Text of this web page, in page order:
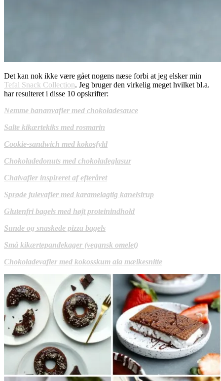
Det kan nok ikke være gået nogens næse forbi at jeg elsker min
Tefal Snack Collection. Jeg bruger den virkelig meget hvilket bl.a.
har resulteret i disse 10 opskrifter:
Nemme bananvafler med chokoladesauce
Salte kikærtekiks med rosmarin
Cookie-sandwich med kokosfyld
Chokoladedonuts med chokoladeglasur
Chaivafler inspireret af efteråret
Sprøde julevafler med karamelagtig kanelsirup
Glutenfri bagels med højt proteinindhold
Sunde og snaskede pizza bagels
Små kikærtepandekager (vegansk omelet)
Chokoladevafler med kokosskum ala mælkesnitte